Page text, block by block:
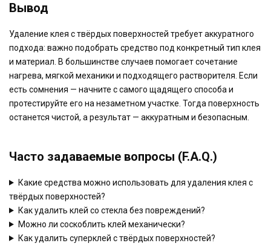
Вывод
Удаление клея с твёрдых поверхностей требует аккуратного
подхода: важно подобрать средство под конкретный тип клея
и материал. В большинстве случаев помогает сочетание
нагрева, мягкой механики и подходящего растворителя. Если
есть сомнения — начните с самого щадящего способа и
протестируйте его на незаметном участке. Тогда поверхность
останется чистой, а результат — аккуратным и безопасным.
Часто задаваемые вопросы (F.A.Q.)
Какие средства можно использовать для удаления клея с
твёрдых поверхностей?
Как удалить клей со стекла без повреждений?
Можно ли соскоблить клей механически?
Как удалить суперклей с твёрдых поверхностей?